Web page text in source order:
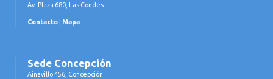
Av. Plaza 680, Las Condes
Contacto Mapa
Sede Concepción
Ainavillo 456, Concepción